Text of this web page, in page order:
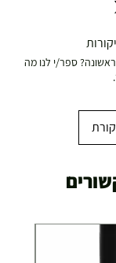
ספר/י לנו מה